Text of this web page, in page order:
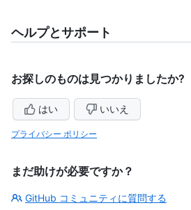
ヘルプとサポート
お探しのものは見つかりましたか?
はい いいえ
プライバシー ポリシー
まだ助けが必要ですか？
GitHub コミュニティに質問する